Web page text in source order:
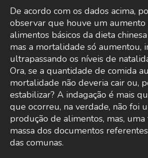
De acordo com os dados acima,
observar que houve um aumento
alimentos básicos da dieta
mas a mortalidade só aumentou,
ultrapassando os níveis de
Ora, se a quantidade de comida
mortalidade não deveria cair ou,
estabilizar? A indagação é mais
que ocorreu, na verdade, não foi
produção de alimentos, mas,
massa dos documentos
das comunas.